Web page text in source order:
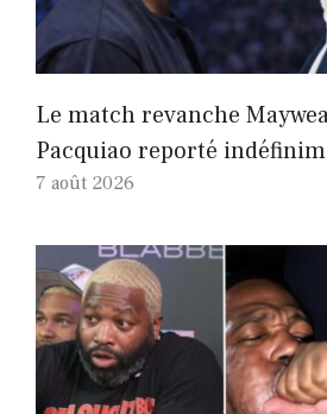
Le match revanche
Pacquiao reporté
7 août 2026